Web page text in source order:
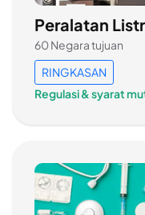
Peralatan
60 Negara tujuan
RINGKASAN
Regulasi & syarat